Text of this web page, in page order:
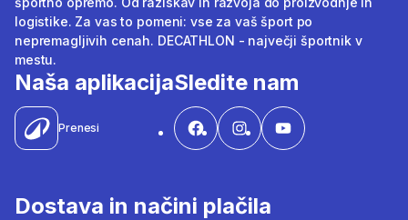
logistike. Za vas to pomeni: vse za vaš šport po
nepremagljivih cenah. DECATHLON - največji športnik v
mestu.
Naša aplikacija
Prenesi
Sledite nam
Dostava in načini plačila